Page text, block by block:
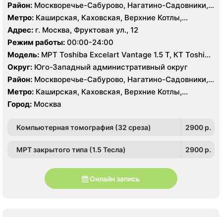
Район: Москворечье-Сабурово, Нагатино-Садовники,
Нагатинский Затон, Нагорный , Царицыно, Северное
Чертаново, Центральное Чертаново, Южное Чертаново
, Зюзино, Черёмушки
Метро: Каширская, Каховская, Верхние Котлы,
Варшавская, Академическая, Крымская, Нагатинская,
Нагорная, Нахимовский проспект, Профсоюзная,
Севастопольская, Чертановская
Адрес: г. Москва, Фруктовая ул., 12
Режим работы: 00:00-24:00
Модель: МРТ Toshiba Excelart Vantage 1.5 Т, КТ Toshiba
Aquilion 32 среза, УЗИ Toshiba Aplio 500, Medison
Sonoace X8
Округ: Юго-Западный административный округ
Район: Москворечье-Сабурово, Нагатино-Садовники,
Нагатинский Затон, Нагорный , Царицыно, Северное
Чертаново, Центральное Чертаново, Южное Чертаново
, Зюзино, Черёмушки
Метро: Каширская, Каховская, Верхние Котлы,
Варшавская, Академическая, Крымская, Нагатинская,
Нагорная, Нахимовский проспект, Профсоюзная,
Город: Москва
Компьютерная томография (32 среза) 2900 p.
МРТ закрытого типа (1.5 Тесла) 2900 p.
Онлайн запись